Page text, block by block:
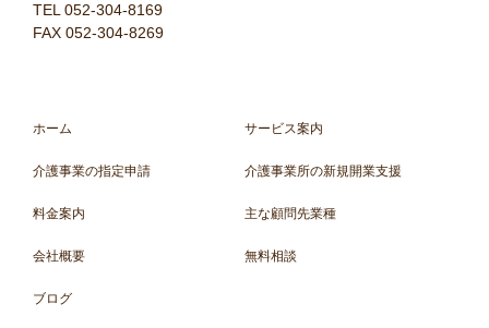
TEL 052-304-8169
FAX 052-304-8269
ホーム サービス案内
介護事業の指定申請 介護事業所の新規開業支援
料金案内 主な顧問先業種
会社概要 無料相談
ブログ